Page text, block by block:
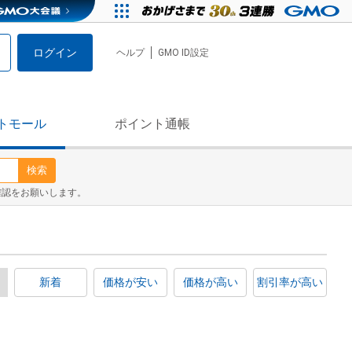
ログイン ヘルプ GMO ID設定
モール ポイント通帳
検索
をお願いします。
新着 価格が安い 価格が高い 割引率が高い